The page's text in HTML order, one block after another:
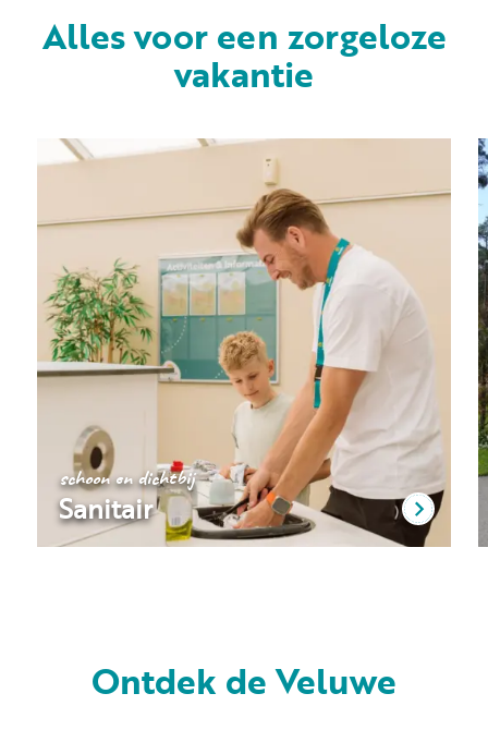
Alles voor een zorgeloze
vakantie
schoon en dichtbij
Sanitair
Ontdek de Veluwe